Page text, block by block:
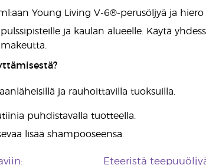
Young Living V-6®-perusöljyä ja hiero
ja kaulan alueelle. Käytä
ja rauhoittavilla tuoksuilla.
puhdistavalla tuotteella.
lisää shampooseensa.
Eteeristä